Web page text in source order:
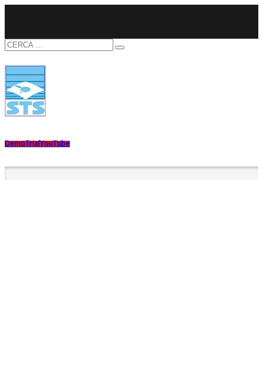
DemoTrialYouTube